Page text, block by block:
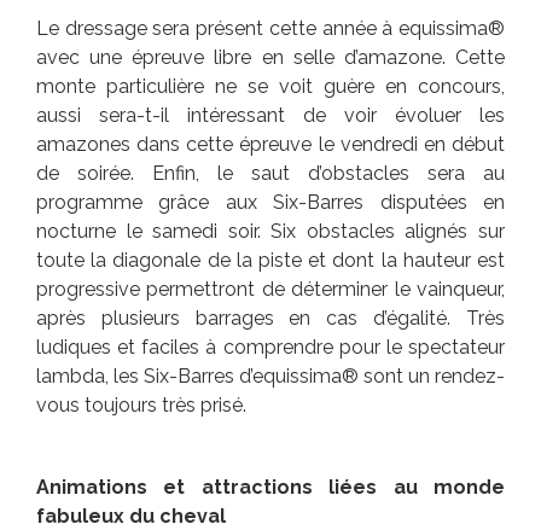
Le dressage sera présent cette année à equissima®
avec une épreuve libre en selle d’amazone. Cette
monte particulière ne se voit guère en concours,
aussi sera-t-il intéressant de voir évoluer les
amazones dans cette épreuve le vendredi en début
de soirée. Enfin, le saut d’obstacles sera au
programme grâce aux Six-Barres disputées en
nocturne le samedi soir. Six obstacles alignés sur
toute la diagonale de la piste et dont la hauteur est
progressive permettront de déterminer le vainqueur,
après plusieurs barrages en cas d’égalité. Très
ludiques et faciles à comprendre pour le spectateur
lambda, les Six-Barres d’equissima® sont un rendez-
vous toujours très prisé.
Animations et attractions liées au monde
fabuleux du cheval